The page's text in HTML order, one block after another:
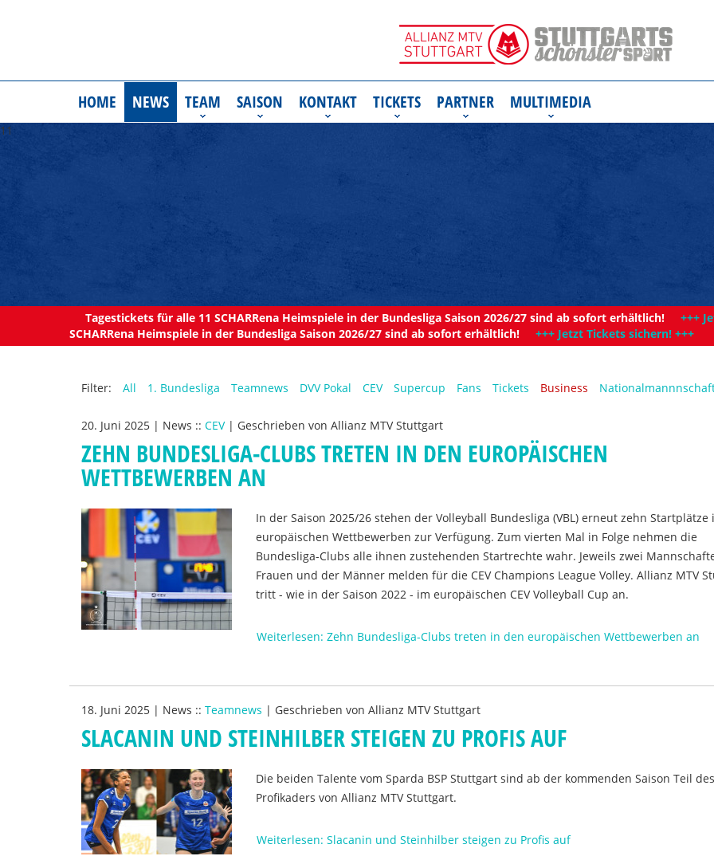
HOME NEWS TEAM SAISON KONTAKT TICKETS PARTNER MULTIMEDIA
11
Tagestickets für alle 11 SCHARRena Heimspiele in der Bundesliga Saison 2026/27 sind ab sofort erhältlich! +++
SCHARRena Heimspiele in der Bundesliga Saison 2026/27 sind ab sofort erhältlich! +++ Jetzt Tickets sichern! +++
Filter: All 1. Bundesliga Teamnews DVV Pokal CEV Supercup Fans Tickets Business
20. Juni 2025 | News :: CEV | Geschrieben von Allianz MTV Stuttgart
ZEHN BUNDESLIGA-CLUBS TRETEN IN DEN EUROPÄISCHEN
WETTBEWERBEN AN
In der Saison 2025/26 stehen der Volleyball Bundesliga (VBL) erneut zehn Startplätze
europäischen Wettbewerben zur Verfügung. Zum vierten Mal in Folge nehmen die
Bundesliga-Clubs alle ihnen zustehenden Startrechte wahr. Jeweils zwei
Frauen und der Männer melden für die CEV Champions League Volley. Allianz MTV
tritt - wie in der Saison 2022 - im europäischen CEV Volleyball Cup an.
Weiterlesen: Zehn Bundesliga-Clubs treten in den europäischen Wettbewerben an
18. Juni 2025 | News :: Teamnews | Geschrieben von Allianz MTV Stuttgart
SLACANIN UND STEINHILBER STEIGEN ZU PROFIS AUF
Die beiden Talente vom Sparda BSP Stuttgart sind ab der kommenden Saison Teil des
Profikaders von Allianz MTV Stuttgart.
Weiterlesen: Slacanin und Steinhilber steigen zu Profis auf